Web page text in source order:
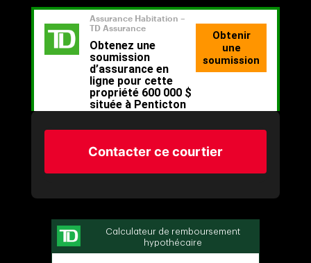
Contacter ce courtier